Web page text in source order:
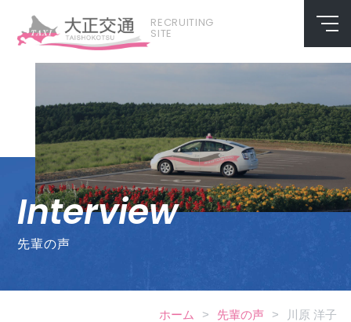
RECRUITING
SITE
Interview
先輩の声
ホーム > 先輩の声 > 川原 洋子